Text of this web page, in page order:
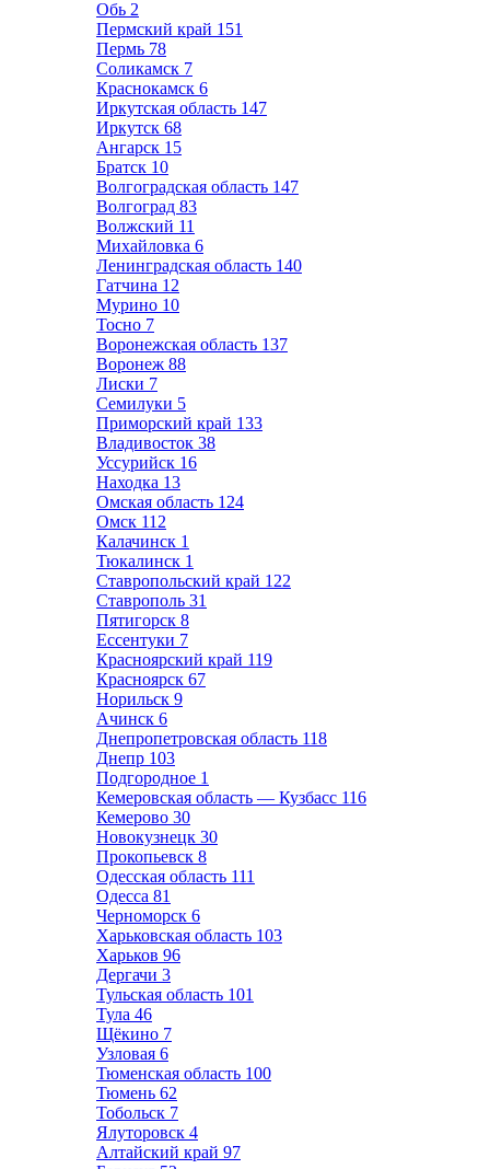
Обь 2
Пермский край 151
Пермь 78
Соликамск 7
Краснокамск 6
Иркутская область 147
Иркутск 68
Ангарск 15
Братск 10
Волгоградская область 147
Волгоград 83
Волжский 11
Михайловка 6
Ленинградская область 140
Гатчина 12
Мурино 10
Тосно 7
Воронежская область 137
Воронеж 88
Лиски 7
Семилуки 5
Приморский край 133
Владивосток 38
Уссурийск 16
Находка 13
Омская область 124
Омск 112
Калачинск 1
Тюкалинск 1
Ставропольский край 122
Ставрополь 31
Пятигорск 8
Ессентуки 7
Красноярский край 119
Красноярск 67
Норильск 9
Ачинск 6
Днепропетровская область 118
Днепр 103
Подгородное 1
Кемеровская область — Кузбасс 116
Кемерово 30
Новокузнецк 30
Прокопьевск 8
Одесская область 111
Одесса 81
Черноморск 6
Харьковская область 103
Харьков 96
Дергачи 3
Тульская область 101
Тула 46
Щёкино 7
Узловая 6
Тюменская область 100
Тюмень 62
Тобольск 7
Ялуторовск 4
Алтайский край 97